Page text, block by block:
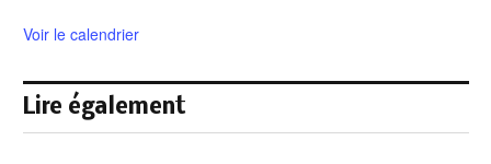
Voir le calendrier
Lire également